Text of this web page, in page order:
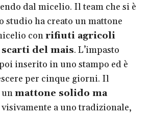
dal micelio. Il team che si è
studio ha creato un mattone
conrifiuti agricoli
del mais. L’impasto
inserito in uno stampo ed è
per cinque giorni. Il
mattone solido ma
a uno tradizionale,